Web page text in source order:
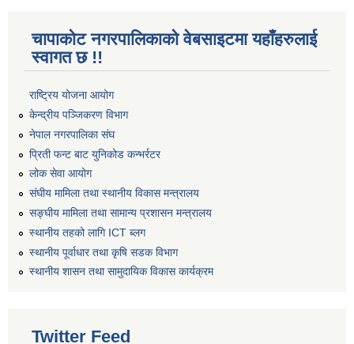
चापाकोट नगरपालिकाको वेबसाइटमा यहाँहरुलाई
स्वागत छ !!
राष्ट्रिय योजना आयोग
केन्द्रीय पञ्जिकरण विभाग
नेपाल नगरपालिका संघ
प्रिती फन्ट बाट युनिकोड कन्भर्रटर
लोक सेवा आयोग
संघीय मामिला तथा स्थानीय विकास मन्त्रालय
सङ्घीय मामिला तथा सामान्य प्रशासन मन्त्रालय
स्थानीय तहको लागि ICT ब्लग
स्थानीय पूर्वाधार तथा कृषि सडक विभाग
स्थानीय शासन तथा सामुदायिक विकास कार्यक्रम
Twitter Feed